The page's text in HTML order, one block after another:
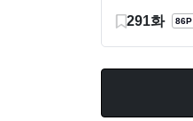
291화 86P